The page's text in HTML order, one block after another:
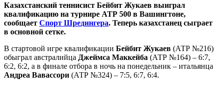
Казахстанский теннисист Бейбит Жукаев выиграл
квалификацию на турнире АТР 500 в Вашингтоне,
сообщает Спорт Шредингера. Теперь казахстанец сыграет
в основной сетке.
В стартовой игре квалификации Бейбит Жукаев (АТР №216)
обыграл австралийца Джеймса Маккейба (АТР №164) – 6:7,
6:2, 6:2, а в финале отбора в ночь на понедельник – итальянца
Андреа Вавассори (АТР №324) – 7:5, 6:7, 6:4.